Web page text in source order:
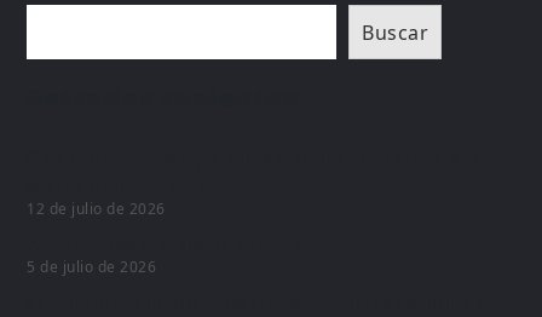
Buscar
12 de julio de 2026
5 de julio de 2026